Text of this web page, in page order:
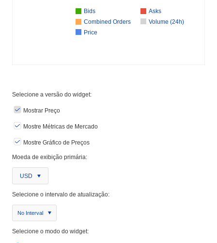
Bids
Asks
Combined Orders
Volume (24h)
Price
Selecione a versão do widget:
Mostrar Preço
Mostre Métricas de Mercado
Mostre Gráfico de Preços
Moeda de exibição primária:
USD
Selecione o intervalo de atualização:
No Interval
Selecione o modo do widget: